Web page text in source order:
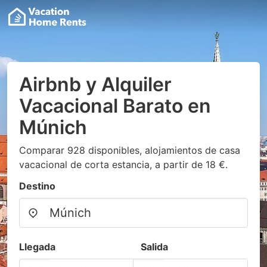
Airbnb y Alquiler
Vacacional Barato en
Múnich
Comparar 928 disponibles, alojamientos de casa
vacacional de corta estancia, a partir de 18 €.
Destino
Llegada Salida